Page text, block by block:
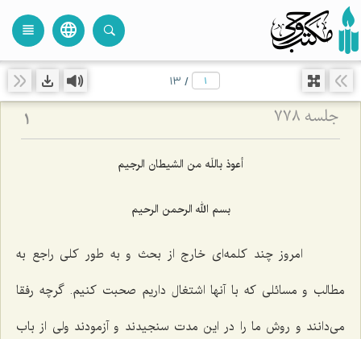
language
view_headline
/
13
جلسه ۷۷۸ 1
أعوذ باللَه من الشیطان الرجیم
بسم الله الرحمن الرحیم
امروز چند كلمه‌ای خارج از بحث و به طور كلی راجع به
مطالب و مسائلی كه با آنها اشتغال داریم صحبت كنیم. گرچه رفقا
می‌دانند و روش ما را در این مدت سنجیدند و آزمودند ولی از باب